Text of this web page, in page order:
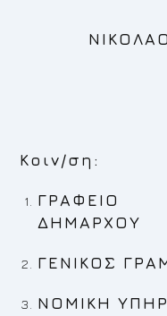
ΝΙΚΟΛΑΟΣ
Κοιν/ση:
ΓΡΑΦΕΙΟ
ΝΟΜΙΚΗ